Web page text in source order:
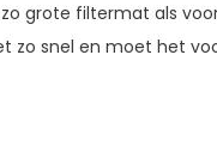
grote filtermat als
zo snel en moet het